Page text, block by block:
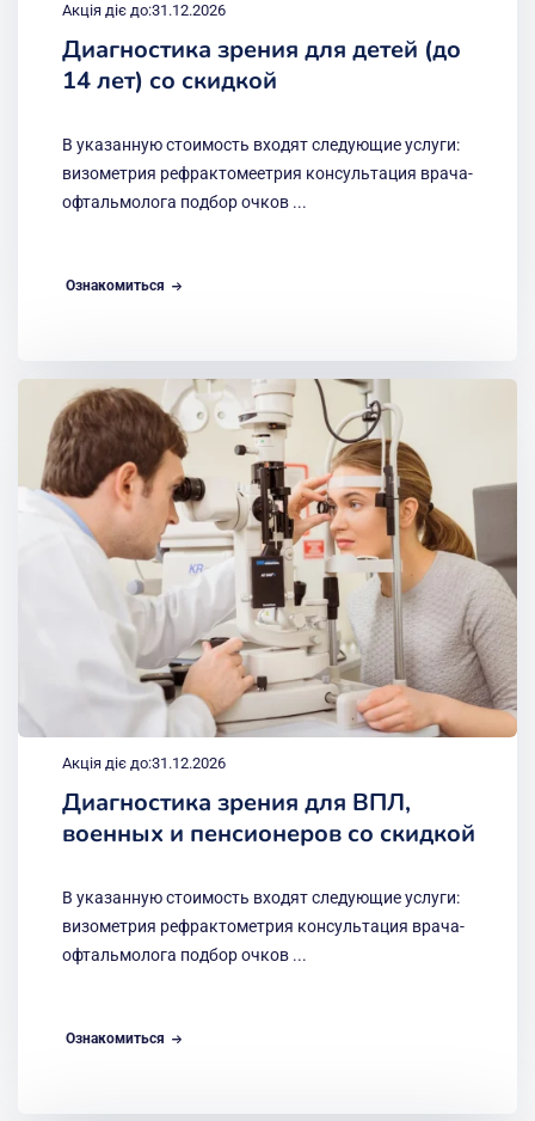
Акція діє до:31.12.2026
Диагностика зрения для детей (до
14 лет) со скидкой
В указанную стоимость входят следующие услуги:
визометрия рефрактомеетрия консультация врача-
офтальмолога подбор очков ...
Ознакомиться
Акція діє до:31.12.2026
Диагностика зрения для ВПЛ,
военных и пенсионеров со скидкой
В указанную стоимость входят следующие услуги:
визометрия рефрактометрия консультация врача-
офтальмолога подбор очков ...
Ознакомиться